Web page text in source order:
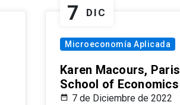
7 DIC
Microeconomía Aplicada
Karen Macours, Paris
School of Economics
7 de Diciembre de 2022